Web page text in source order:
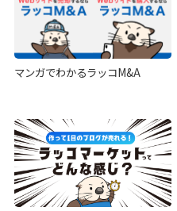
マンガでわかるラッコM&A